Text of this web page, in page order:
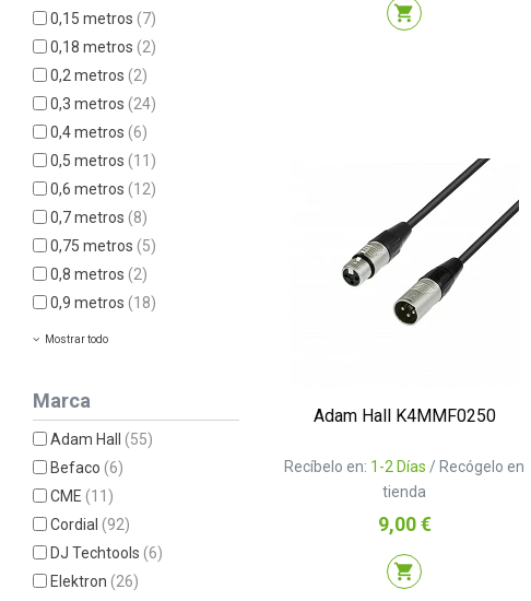
0,15 metros(7)
0,18 metros(2)
0,2 metros(2)
0,3 metros(24)
0,4 metros(6)
0,5 metros(11)
0,6 metros(12)
0,7 metros(8)
0,75 metros(5)
0,8 metros(2)
0,9 metros(18)
Mostrar todo
Marca
Adam Hall(55)
Befaco(6)
CME(11)
Cordial(92)
DJ Techtools(6)
Elektron(26)
shopping_cart
Adam Hall K4MMF0250
Recíbelo en: 1-2 Días/ Recógelo en
tienda
Precio
9,00 €
shopping_cart